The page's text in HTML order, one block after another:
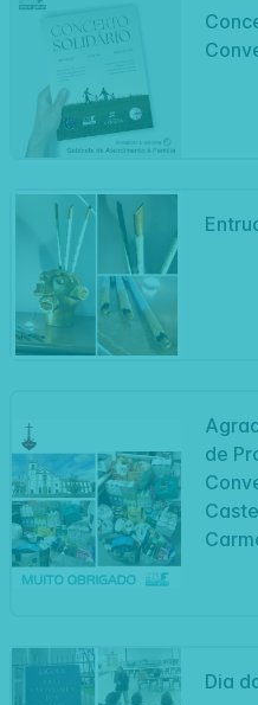
de
Dia